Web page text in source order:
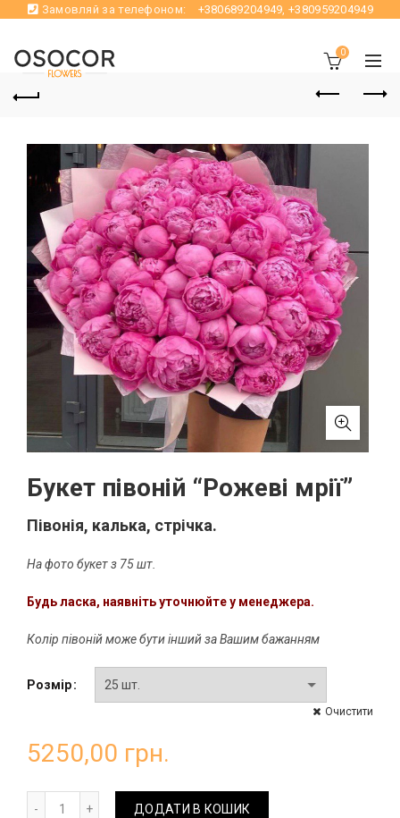
Замовляй за телефоном: +380689204949,+380959204949
0
Букет півоній “Рожеві мрії”
Півонія, калька, стрічка.
На фото букет з 75 шт.
Будь ласка, наявніть уточнюйте у менеджера.
Колір півоній може бути інший за Вашим бажанням
Розмір
Очистити
5250,00 грн.
Букет півоній "Рожеві мрії" кількість
ДОДАТИ В КОШИК